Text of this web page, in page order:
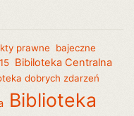
prawne
bajeczne
Bibiloteka Centralna
dobrych zdarzeń
Biblioteka